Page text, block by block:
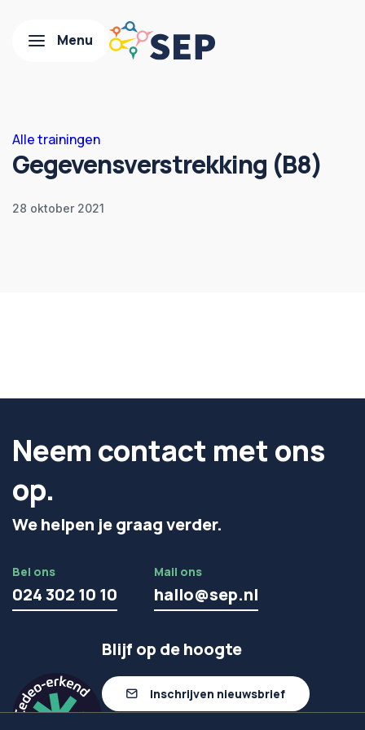
Alle trainingen
Gegevensverstrekking (B8)
28 oktober 2021
Neem contact met ons
op.
We helpen je graag verder.
Bel ons
024 302 10 10
Mail ons
hallo@sep.nl
Blijf op de hoogte
Inschrijven nieuwsbrief